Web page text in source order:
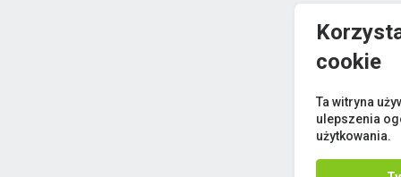
cookie
Ta witryna
ulepszenia
użytkowania.